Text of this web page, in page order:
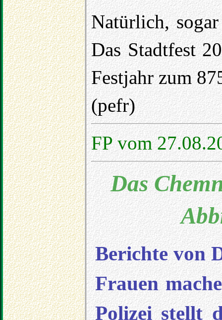
Natürlich,
Das Stadtfest
Festjahr zum
(pefr)
FP vom
Das
Berichte von
Frauen
Polizei stellt